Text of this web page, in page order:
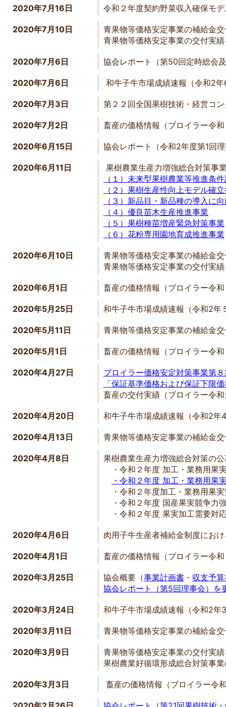
2020年7月16日 令和２年度契約野菜収入確保モ
2020年7月10日
青果物等価格安定事業の補給金
青果物等価格安定事業の交付実
2020年7月6日 協会レポート（第50回定時総会
2020年7月6日 和牛子牛市場成績速報（令和2
2020年7月3日 第２２回全国果樹技術・経営コ
2020年7月2日 畜産の価格情報（ブロイラー令
2020年6月15日 協会レポート（令和2年度第1回
2020年6月11日
果樹農業生産力増強総合対策事
（１）未来型果樹農業等推進条
（２）果樹生産性向上モデル確
（３）新品目・新品種の導入に
（４）優良苗木生産推進事業
（５）果樹種苗増産緊急対策事業
（６）花粉専用園地育成推進事業
2020年6月10日
青果物等価格安定事業の補給金
青果物等価格安定事業の交付実
2020年6月1日 畜産の価格情報（ブロイラー令
2020年5月25日 和牛子牛市場成績速報（令和2
2020年5月11日 青果物等価格安定事業の補給金
2020年5月1日 畜産の価格情報（ブロイラー令
2020年4月27日
ブロイラー価格安定対策事業第
「保証基準価格および保証下限
畜産の交付実績（ブロイラー令
2020年4月20日 和牛子牛市場成績速報（令和2
2020年4月13日 青果物等価格安定事業の補給金
2020年4月8日
果樹農業生産力増強総合対策の
・令和２年度 加工・業務用果
・令和２年度 加工・業務用果
・令和２年度加工・業務用果
・令和２年度 国産果実競争力
・令和２年度 果実加工需要対
2020年4月6日 肉用子牛生産者補給金制度にお
2020年4月1日 畜産の価格情報（ブロイラー令
2020年3月25日 協会概要（事業計画書 ・ 収支予
協会レポート（第5回理事会）を
2020年3月24日 和牛子牛市場成績速報（令和2
2020年3月11日 青果物等価格安定事業の補給金
2020年3月9日
青果物等価格安定事業の交付実
果樹農業好循環形成総合対策事
2020年3月3日 畜産の価格情報（ブロイラー令